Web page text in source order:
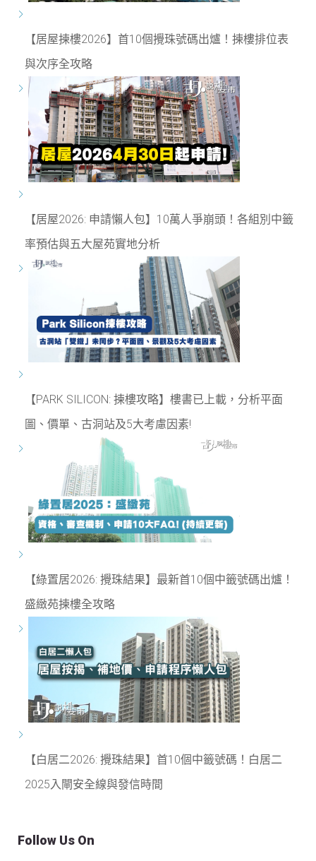
【居屋揀樓2026】首10個攪珠號碼出爐！揀樓排位表
與次序全攻略
【居屋2026: 申請懶人包】10萬人爭崩頭！各組別中籤
率預估與五大屋苑實地分析
【PARK SILICON: 揀樓攻略】樓書已上載，分析平面
圖、價單、古洞站及5大考慮因素!
【綠置居2026: 攪珠結果】最新首10個中籤號碼出爐！
盛緻苑揀樓全攻略
【白居二2026: 攪珠結果】首10個中籤號碼！白居二
2025入閘安全線與發信時間
Follow Us On